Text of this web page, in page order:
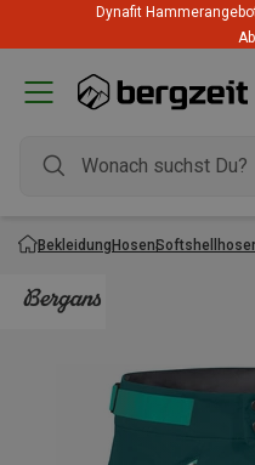
Dynafit
BekleidungHosen